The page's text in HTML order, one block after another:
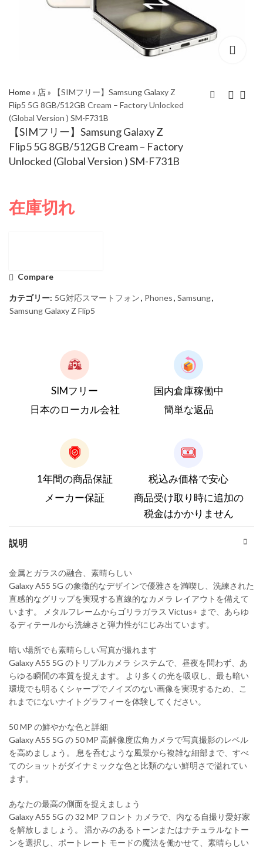
Home» 店»
【SIMフリー】Samsung Galaxy Z
Flip5 5G 8GB/512GB Cream – Factory Unlocked
(Global Version ) SM-F731B
【SIMフリー】Samsung Galaxy Z
Flip5 5G 8GB/512GB Cream – Factory
Unlocked (Global Version ) SM-F731B
【SIMフリー】
Samsung Galaxy Z
Flip5 5G 8GB/512GB
Lavender - Factory
Flip5 5G 8GB/512GB
Mint - Factory
在庫切れ
Compare
カテゴリー: 5G対応スマートフォン, Phones, Samsung,
Samsung Galaxy Z Flip5
SIMフリー
日本のローカル会社
国内倉庫稼働中
簡単な返品
1年間の商品保証
メーカー保証
税込み価格で安心
商品受け取り時に追加の
税金はかかりません
説明
金属とガラスの融合、素晴らしい
Galaxy A55 5G の象徴的なデザインで優雅さを満喫し、洗練された
直感的なグリップを実現する直線的なカメラ レイアウトを備えて
います。 メタルフレームからゴリラガラス Victus+ まで、あらゆ
るディテールから洗練さと弾力性がにじみ出ています。
暗い場所でも素晴らしい写真が撮れます
Galaxy A55 5G のトリプルカメラ システムで、昼夜を問わず、あ
らゆる瞬間の本質を捉えます。 より多くの光を吸収し、最も暗い
環境でも明るくシャープでノイズのない画像を実現するため、こ
れまでにないナイトグラフィーを体験してください。
50 MP の鮮やかな色と詳細
Galaxy A55 5G の 50 MP 高解像度広角カメラで写真撮影のレベル
を高めましょう。 息を呑むような風景から複雑な細部まで、すべ
てのショットがダイナミックな色と比類のない鮮明さで溢れてい
ます。
あなたの最高の側面を捉えましょう
Galaxy A55 5G の 32 MP フロント カメラで、内なる自撮り愛好家
を解放しましょう。 温かみのあるトーンまたはナチュラルなトー
ンを選択し、ポートレート モードの魔法を働かせて、素晴らしい